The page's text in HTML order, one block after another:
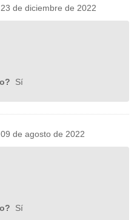
de diciembre de 2022
Sí
de agosto de 2022
Sí